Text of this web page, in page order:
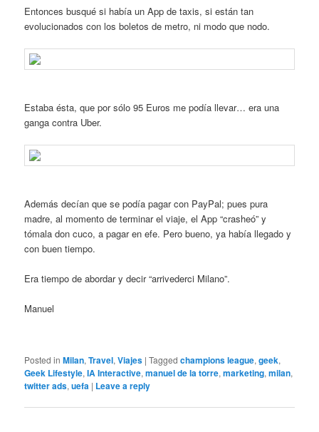
Entonces busqué si había un App de taxis, si están tan
evolucionados con los boletos de metro, ni modo que nodo.
Estaba ésta, que por sólo 95 Euros me podía llevar… era una
ganga contra Uber.
Además decían que se podía pagar con PayPal; pues pura
madre, al momento de terminar el viaje, el App “crasheó” y
tómala don cuco, a pagar en efe. Pero bueno, ya había llegado y
con buen tiempo.
Era tiempo de abordar y decir “arrivederci Milano”.
Manuel
Posted in Milan,Travel,Viajes |Tagged champions league,geek,
Geek Lifestyle,IA Interactive,manuel de la torre,marketing,milan,
twitter ads,uefa | Leave a reply